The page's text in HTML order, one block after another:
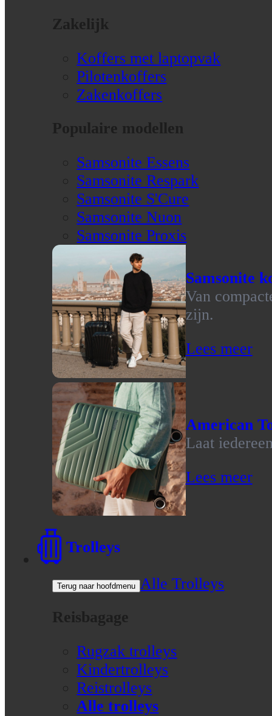
Zakelijk
Koffers met laptopvak
Pilotenkoffers
Zakenkoffers
Populaire modellen
Samsonite Essens
Samsonite Respark
Samsonite S'Cure
Samsonite Nuon
Samsonite Proxis
Samsonite
Van
zijn.
Lees meer
American
Laat
Lees meer
Trolleys
Terug naar hoofdmenu Alle Trolleys
Reisbagage
Rugzak trolleys
Kindertrolleys
Reistrolleys
Alle trolleys